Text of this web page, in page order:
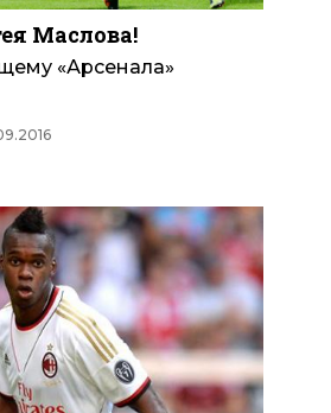
Маслова!
«Арсенала»